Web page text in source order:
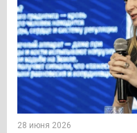
28 июня 2026